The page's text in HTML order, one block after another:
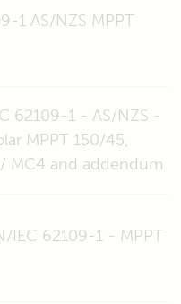
1 AS/NZS MPPT
62109-1 - AS/NZS -
MPPT 150/45,
MC4 and addendum
IEC 62109-1 - MPPT